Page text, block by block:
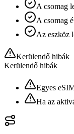
A csomag
A csomag
Az eszköz
Kerülendő hibák
Kerülendő hibák
Egyes
Ha az